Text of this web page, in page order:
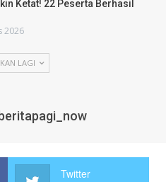
Ketat! 22 Peserta Berhasil
2026
LAGI
Twitter